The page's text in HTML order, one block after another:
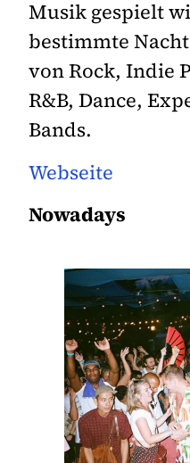
Musik gespielt
bestimmte
von Rock, Indie
R&B, Dance,
Bands.
Webseite
Nowadays